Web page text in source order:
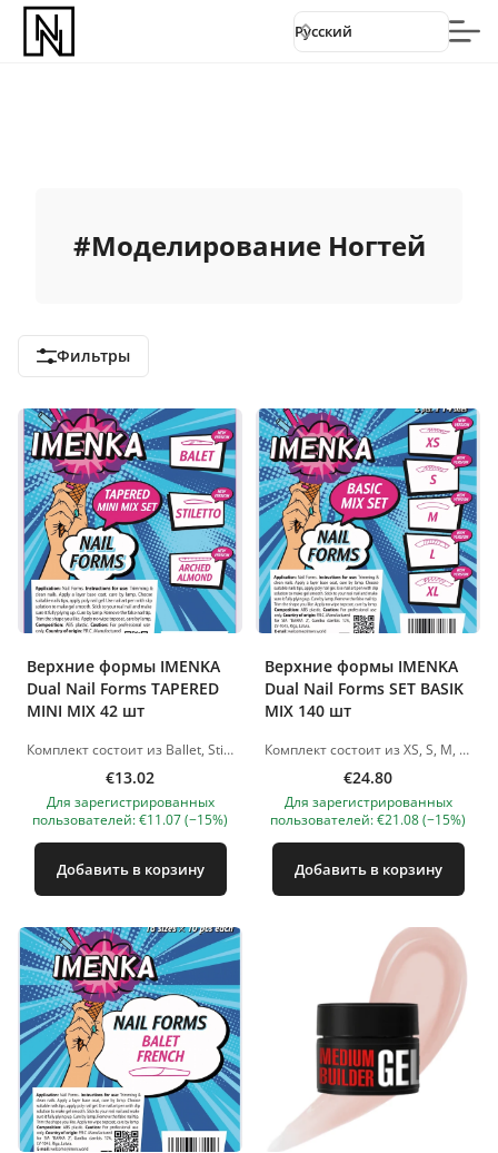
Русский
#Моделирование Ногтей
Фильтры
Верхние формы IMENKA
Dual Nail Forms TAPERED
MINI MIX 42 шт
Комплект состоит из Ballet, Stiletto, Arched Almond, 1 шт × 14 размеров. Многоразовые пластиковые формы для наращивания ногтей. Способ применения: 1. Подготовьте ногтевую пластину к нанесению искусственного материала. 2. Выберите подходящий размер форм 3. Используя кисть-шпатель, нанесите необходимое количество моделирующего материала на форму. Распределите по поверхности. 4. Положите форму с материалом на ногтевую пластину на расстоянии 1-1,5 мм от кутикулы и прижмите. Нажатие должно быть средним по силе и равномерным. 5. При работе с акригелем/полигелем просушите по инструкции материала, с которым работаете. При работе с акриловыми системами материал просыхает на воздухе. 6. Снимите форму: возьмите за свободный край, поверните в сторону. 7. Подпилите материал в зоне кутикулы и свободный край ногтя для придания нужной формы Изображения продуктов носят иллюстративный характер. Если у вас есть какие-либо вопросы, мы всегда ждем вашего письма nanatallinn@gmail.com
€13.02
Для зарегистрированных
пользователей: €11.07 (−15%)
Добавить в корзину
Верхние формы IMENKA
Dual Nail Forms SET BASIK
MIX 140 шт
Комплект состоит из XS, S, M, L, XL - по 2 шт * 14 размеров. Многоразовые пластиковые формы для наращивания ногтей. Способ применения: 1. Подготовьте ногтевую пластину к нанесению искусственного материала. 2. Выберите подходящий размер форм 3. Используя кисть-шпатель, нанесите необходимое количество моделирующего материала на форму. Распределите по поверхности. 4. Положите форму с материалом на ногтевую пластину на расстоянии 1-1,5 мм от кутикулы и прижмите. Нажатие должно быть средним по силе и равномерным. 5. При работе с акригелем/полигелем просушите по инструкции материала, с которым работаете. При работе с акриловыми системами материал просыхает на воздухе. 6. Снимите форму: возьмите за свободный край, поверните в сторону. 7. Подпилите материал в зоне кутикулы и свободный край ногтя для придания нужной формы Изображения продуктов носят иллюстративный характер. Если у вас есть какие-либо вопросы, мы всегда ждем вашего письма nanatallinn@gmail.com
€24.80
Для зарегистрированных
пользователей: €21.08 (−15%)
Добавить в корзину